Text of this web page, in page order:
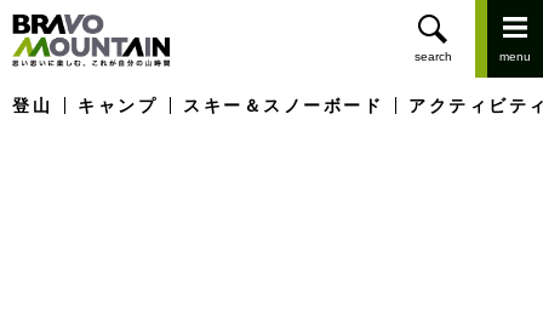
登山 キャンプ スキー＆スノーボード アクティビテ